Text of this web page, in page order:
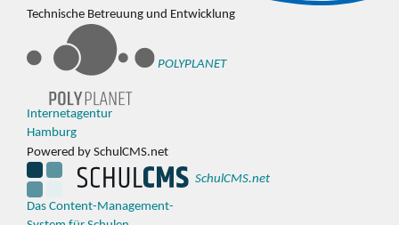
Technische Betreuung und Entwicklung
POLYPLANET
Internetagentur
Hamburg
Powered by SchulCMS.net
SchulCMS.net
Das Content-Management-